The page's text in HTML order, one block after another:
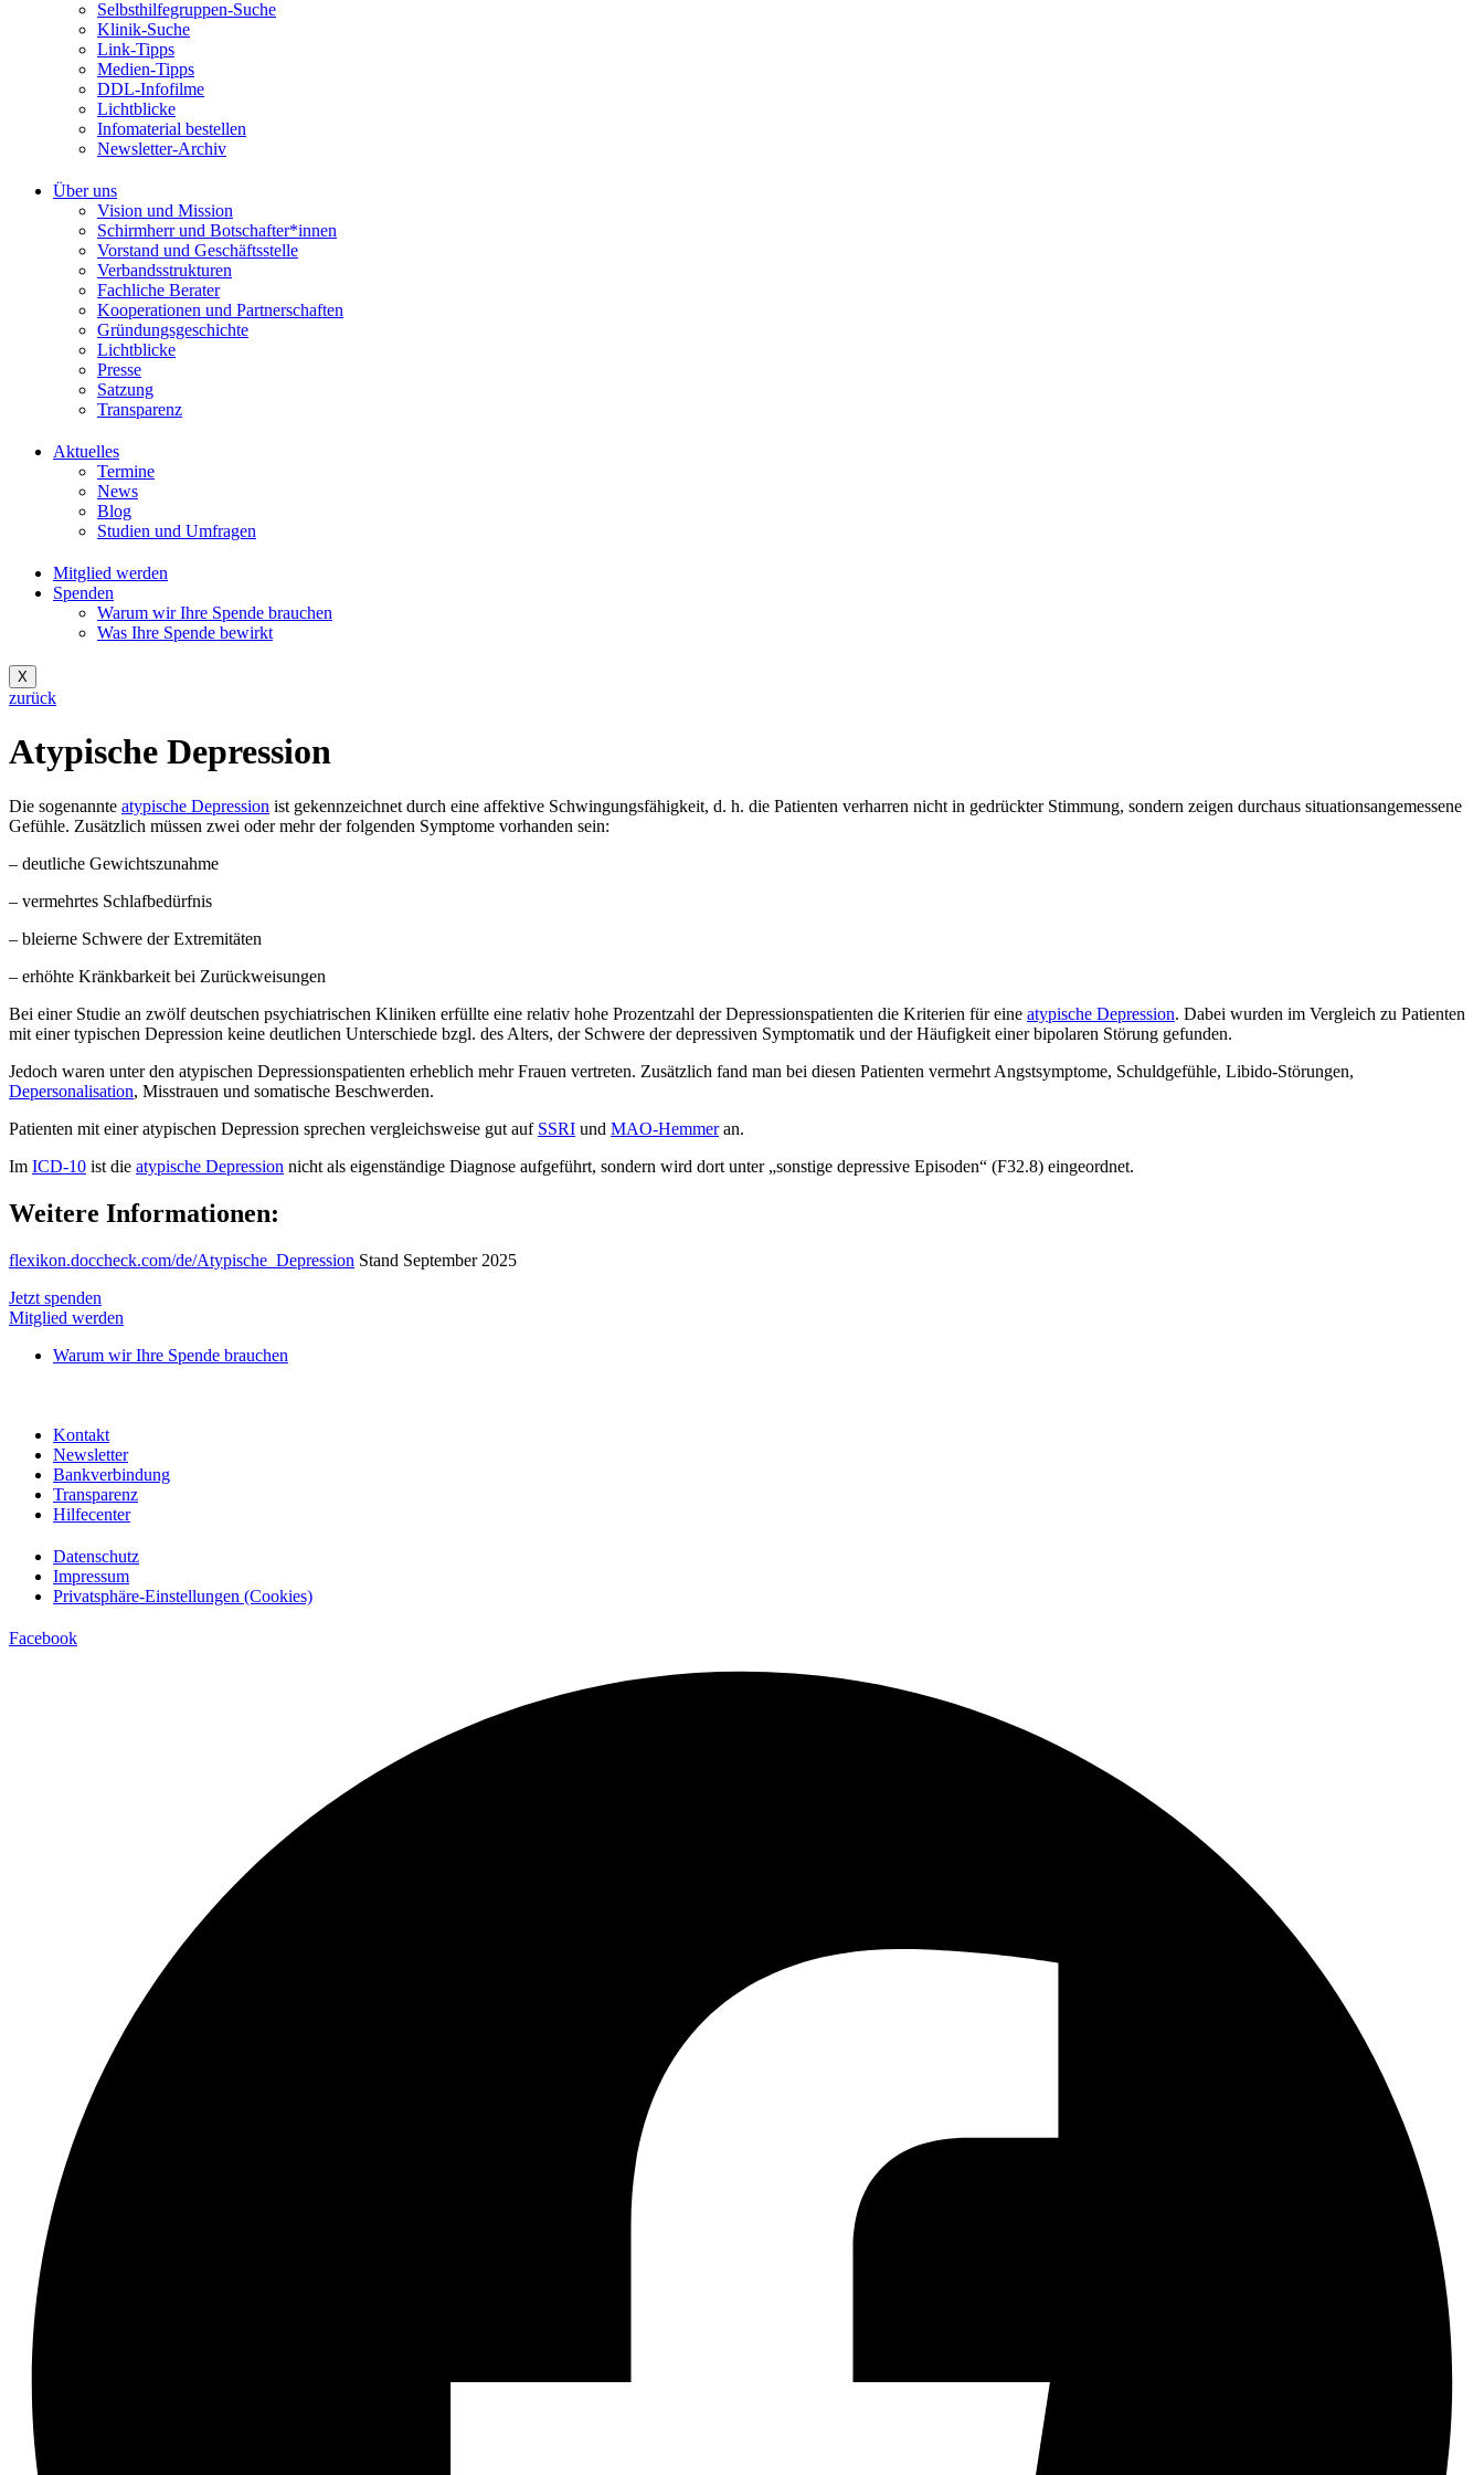
Selbsthilfegruppen-Suche
Klinik-Suche
Link-Tipps
Medien-Tipps
DDL-Infofilme
Lichtblicke
Infomaterial bestellen
Newsletter-Archiv
Über uns
Vision und Mission
Schirmherr und Botschafter*innen
Vorstand und Geschäftsstelle
Verbandsstrukturen
Fachliche Berater
Kooperationen und Partnerschaften
Gründungsgeschichte
Lichtblicke
Presse
Satzung
Transparenz
Aktuelles
Termine
News
Blog
Studien und Umfragen
Mitglied werden
Spenden
Warum wir Ihre Spende brauchen
Was Ihre Spende bewirkt
X
zurück
Atypische Depression
Die sogenannte atypische Depression ist gekennzeichnet durch eine affektive Schwingungsfähigkeit, d. h. die Patienten verharren nicht in gedrückter Stimmung, sondern zeigen durchaus situationsangemessene
Gefühle. Zusätzlich müssen zwei oder mehr der folgenden Symptome vorhanden sein:
– deutliche Gewichtszunahme
– vermehrtes Schlafbedürfnis
– bleierne Schwere der Extremitäten
– erhöhte Kränkbarkeit bei Zurückweisungen
Bei einer Studie an zwölf deutschen psychiatrischen Kliniken erfüllte eine relativ hohe Prozentzahl der Depressionspatienten die Kriterien für eine atypische Depression. Dabei wurden im Vergleich zu Patienten
mit einer typischen Depression keine deutlichen Unterschiede bzgl. des Alters, der Schwere der depressiven Symptomatik und der Häufigkeit einer bipolaren Störung gefunden.
Jedoch waren unter den atypischen Depressionspatienten erheblich mehr Frauen vertreten. Zusätzlich fand man bei diesen Patienten vermehrt Angstsymptome, Schuldgefühle, Libido-Störungen,
Depersonalisation, Misstrauen und somatische Beschwerden.
Patienten mit einer atypischen Depression sprechen vergleichsweise gut auf SSRI und MAO-Hemmeran.
Im ICD-10 ist die atypische Depression nicht als eigenständige Diagnose aufgeführt, sondern wird dort unter „sonstige depressive Episoden“ (F32.8) eingeordnet.
Weitere Informationen:
flexikon.doccheck.com/de/Atypische_Depression Stand September 2025
Jetzt spenden
Mitglied werden
Warum wir Ihre Spende brauchen
Kontakt
Newsletter
Bankverbindung
Transparenz
Hilfecenter
Datenschutz
Impressum
Privatsphäre-Einstellungen (Cookies)
Facebook